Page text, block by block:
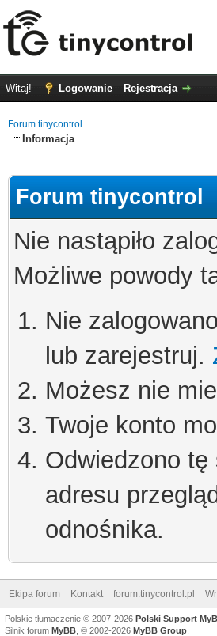
Witaj! Logowanie Rejestracja
Forum tinycontrol
Informacja
Forum tinycontrol
Nie nastąpiło
Możliwe powody
Nie
lub zarejestruj.
Możesz nie
Twoje konto
Odwiedzono
adresu
odnośnika.
Ekipa forum Kontakt forum.tinycontrol.pl
Polskie tłumaczenie © 2007-2026 Polski Support
Silnik forum MyBB , © 2002-2026 MyBB Group